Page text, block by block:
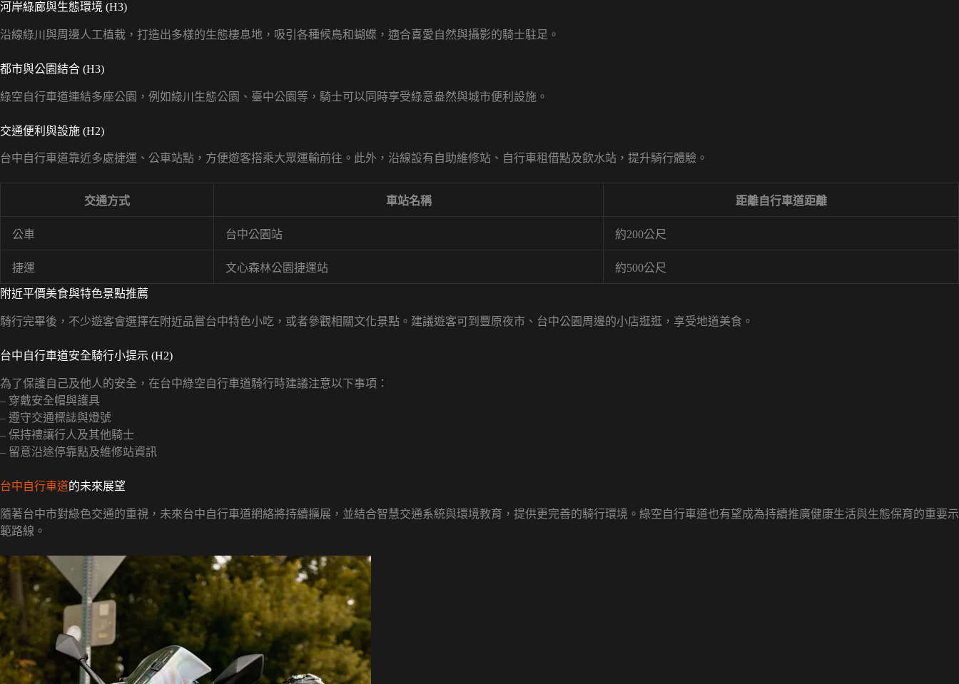
河岸綠廊與生態環境 (H3)
沿線綠川與周邊人工植栽，打造出多樣的生態棲息地，吸引各種候鳥和蝴蝶，適合喜愛自然與攝影的騎士駐足。
都市與公園結合 (H3)
綠空自行車道連結多座公園，例如綠川生態公園、臺中公園等，騎士可以同時享受綠意盎然與城市便利設施。
交通便利與設施 (H2)
台中自行車道靠近多處捷運、公車站點，方便遊客搭乘大眾運輸前往。此外，沿線設有自助維修站、自行車租借點及飲水站，提升騎行體驗。
交通方式 車站名稱 距離自行車道距離
公車 台中公園站 約200公尺
捷運 文心森林公園捷運站 約500公尺
附近平價美食與特色景點推薦
騎行完畢後，不少遊客會選擇在附近品嘗台中特色小吃，或者參觀相關文化景點。建議遊客可到豐原夜市、台中公園周邊的小店逛逛，享受地道美食。
台中自行車道安全騎行小提示 (H2)
為了保護自己及他人的安全，在台中綠空自行車道騎行時建議注意以下事項：
– 穿戴安全帽與護具
– 遵守交通標誌與燈號
– 保持禮讓行人及其他騎士
– 留意沿途停靠點及維修站資訊
台中自行車道的未來展望
隨著台中市對綠色交通的重視，未來台中自行車道網絡將持續擴展，並結合智慧交通系統與環境教育，提供更完善的騎行環境。綠空自行車道也有望成為持續推廣健康生活與生態保育的重要示
範路線。